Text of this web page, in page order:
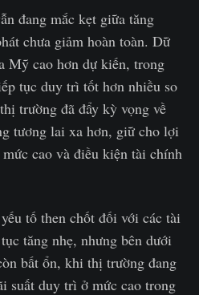
đang mắc kẹt giữa tăng
chưa giảm hoàn toàn. Dữ
Mỹ cao hơn dự kiến, trong
tục duy trì tốt hơn nhiều so
trường đã đẩy kỳ vọng về
tương lai xa hơn, giữ cho lợi
cao và điều kiện tài chính
tố then chốt đối với các tài
tăng nhẹ, nhưng bên dưới
bất ổn, khi thị trường đang
suất duy trì ở mức cao trong